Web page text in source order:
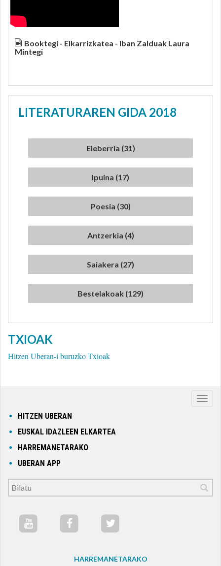
Booktegi - Elkarrizkatea - Iban Zalduak Laura
Mintegi
LITERATURAREN GIDA 2018
Eleberria (31)
Ipuina (17)
Poesia (30)
Antzerkia (4)
Saiakera (27)
Bestelakoak (129)
TXIOAK
Hitzen Uberan-i buruzko Txioak
HITZEN UBERAN
EUSKAL IDAZLEEN ELKARTEA
HARREMANETARAKO
UBERAN APP
HARREMANETARAKO